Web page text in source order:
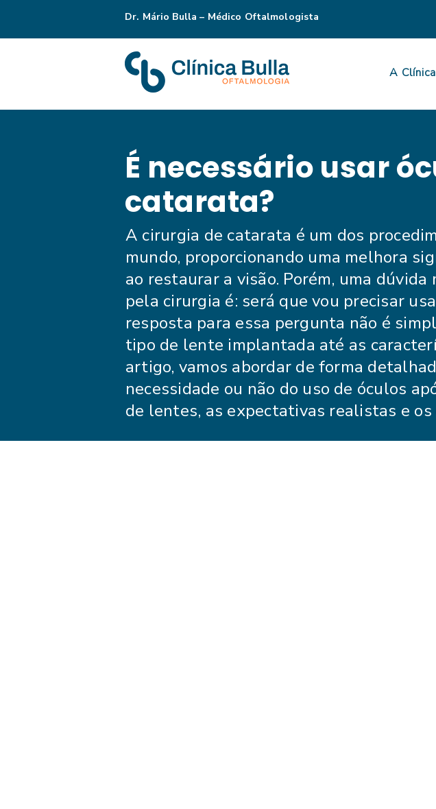
Dr. Mário Bulla – Médico Oftalmologista
A Clínica
É necessário usar
catarata?
A cirurgia de catarata é um dos
mundo, proporcionando uma melhora
ao restaurar a visão. Porém, uma
pela cirurgia é: será que vou precisar
resposta para essa pergunta não é
tipo de lente implantada até as
artigo, vamos abordar de forma
necessidade ou não do uso de óculos
de lentes, as expectativas realistas e